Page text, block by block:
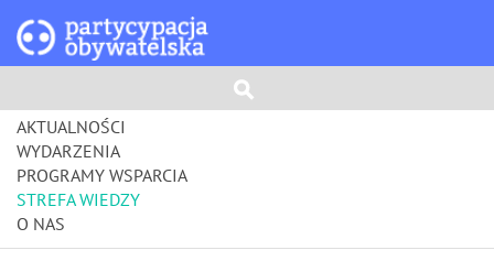
AKTUALNOŚCI
WYDARZENIA
PROGRAMY WSPARCIA
STREFA WIEDZY
O NAS